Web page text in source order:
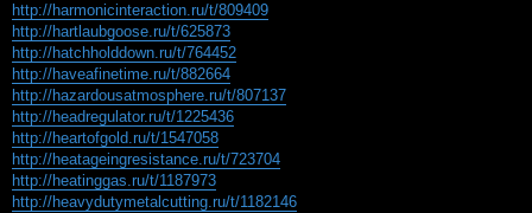
http://harmonicinteraction.ru/t/809409
http://hartlaubgoose.ru/t/625873
http://hatchholddown.ru/t/764452
http://haveafinetime.ru/t/882664
http://hazardousatmosphere.ru/t/807137
http://headregulator.ru/t/1225436
http://heartofgold.ru/t/1547058
http://heatageingresistance.ru/t/723704
http://heatinggas.ru/t/1187973
http://heavydutymetalcutting.ru/t/1182146